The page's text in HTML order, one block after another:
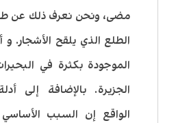
مضى، ونحن نعرف ذلك عن
الطلع الذي يلقح الأشجار. و
الموجودة بكثرة في
الجزيرة. بالإضافة إلى
الواقع إن السبب